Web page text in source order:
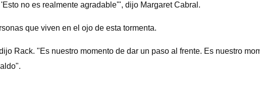
no es realmente agradable'", dijo Margaret Cabral.
que viven en el ojo de esta tormenta.
Rack. "Es nuestro momento de dar un paso al frente. Es nuestro